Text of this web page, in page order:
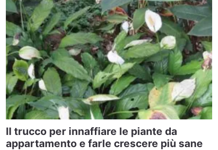
Il trucco per innaffiare le piante da
appartamento e farle crescere più sane